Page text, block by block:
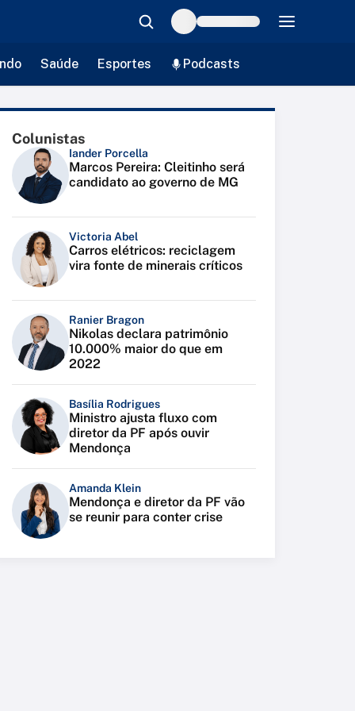
Saúde Esportes Podcasts
Colunistas
Iander Porcella
Marcos Pereira: Cleitinho será
candidato ao governo de MG
Victoria Abel
Carros elétricos: reciclagem
vira fonte de minerais críticos
Ranier Bragon
Nikolas declara patrimônio
10.000% maior do que em
2022
Basília Rodrigues
Ministro ajusta fluxo com
diretor da PF após ouvir
Mendonça
Amanda Klein
Mendonça e diretor da PF vão
se reunir para conter crise